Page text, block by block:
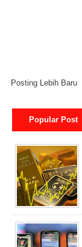
Posting Lebih Baru
Popular Post